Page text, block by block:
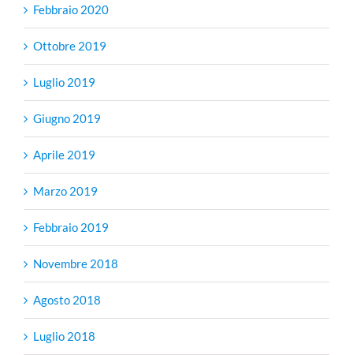
Febbraio 2020
Ottobre 2019
Luglio 2019
Giugno 2019
Aprile 2019
Marzo 2019
Febbraio 2019
Novembre 2018
Agosto 2018
Luglio 2018